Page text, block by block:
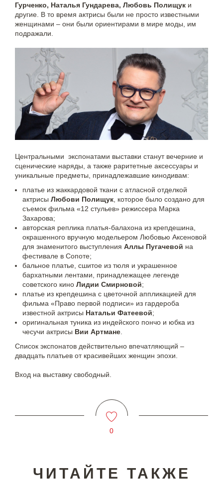
Гурченко, Наталья Гундарева, Любовь Полищук и
другие. В то время актрисы были не просто известными
женщинами – они были ориентирами в мире моды, им
подражали.
Центральными экспонатами выставки станут вечерние и
сценические наряды, а также раритетные аксессуары и
уникальные предметы, принадлежавшие кинодивам:
платье из жаккардовой ткани с атласной отделкой
актрисы Любови Полищук, которое было создано для
съемок фильма «12 стульев» режиссера Марка
Захарова;
авторская реплика платья-балахона из крепдешина,
окрашенного вручную модельером Любовью Аксеновой
для знаменитого выступления Аллы Пугачевой на
фестивале в Сопоте;
бальное платье, сшитое из тюля и украшенное
бархатными лентами, принадлежащее легенде
советского кино Лидии Смирновой;
платье из крепдешина с цветочной аппликацией для
фильма «Право первой подписи» из гардероба
известной актрисы Натальи Фатеевой;
оригинальная туника из индейского пончо и юбка из
чесучи актрисы Вии Артмане.
Список экспонатов действительно впечатляющий –
двадцать платьев от красивейших женщин эпохи.
Вход на выставку свободный.
0
ЧИТАЙТЕ ТАКЖЕ